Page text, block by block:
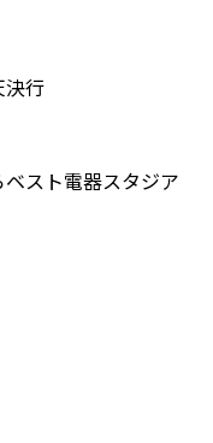
行
スト電器スタジア